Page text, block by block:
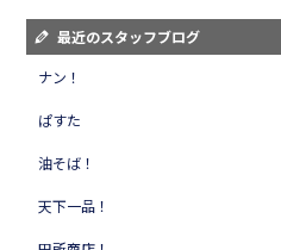
最近のスタッフブログ
ナン！
ぱすた
油そば！
天下一品！